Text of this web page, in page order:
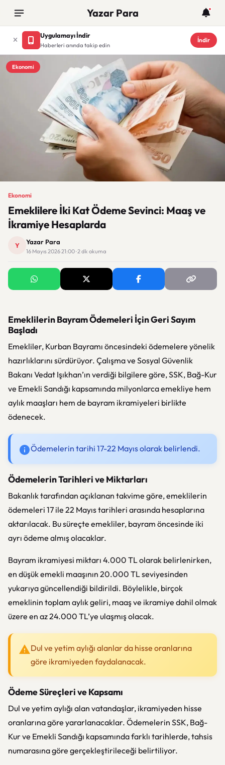
Yazar Para
Uygulamayı İndir
Haberleri anında takip edin
İndir
Ekonomi
Ekonomi
Emeklilere İki Kat Ödeme Sevinci: Maaş ve
İkramiye Hesaplarda
Y Yazar Para
16 Mayıs 2026 21:00 · 2 dk okuma
Emeklilerin Bayram Ödemeleri İçin Geri Sayım
Başladı
Emekliler, Kurban Bayramı öncesindeki ödemelere yönelik
hazırlıklarını sürdürüyor. Çalışma ve Sosyal Güvenlik
Bakanı Vedat Işıkhan’ın verdiği bilgilere göre, SSK, Bağ-Kur
ve Emekli Sandığı kapsamında milyonlarca emekliye hem
aylık maaşları hem de bayram ikramiyeleri birlikte
ödenecek.
Ödemelerin tarihi 17-22 Mayıs olarak belirlendi.
Ödemelerin Tarihleri ve Miktarları
Bakanlık tarafından açıklanan takvime göre, emeklilerin
ödemeleri 17 ile 22 Mayıs tarihleri arasında hesaplarına
aktarılacak. Bu süreçte emekliler, bayram öncesinde iki
ayrı ödeme almış olacaklar.
Bayram ikramiyesi miktarı 4.000 TL olarak belirlenirken,
en düşük emekli maaşının 20.000 TL seviyesinden
yukarıya güncellendiği bildirildi. Böylelikle, birçok
emeklinin toplam aylık geliri, maaş ve ikramiye dahil olmak
üzere en az 24.000 TL’ye ulaşmış olacak.
Dul ve yetim aylığı alanlar da hisse oranlarına
göre ikramiyeden faydalanacak.
Ödeme Süreçleri ve Kapsamı
Dul ve yetim aylığı alan vatandaşlar, ikramiyeden hisse
oranlarına göre yararlanacaklar. Ödemelerin SSK, Bağ-
Kur ve Emekli Sandığı kapsamında farklı tarihlerde, tahsis
numarasına göre gerçekleştirileceği belirtiliyor.